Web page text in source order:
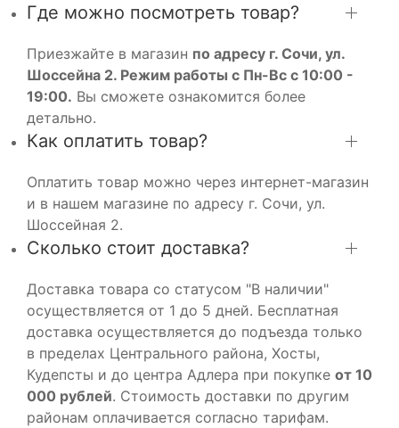
Где можно посмотреть товар?
Приезжайте в магазин по адресу г. Сочи, ул.
Шоссейна 2. Режим работы с Пн-Вс с 10:00 -
19:00. Вы сможете ознакомится более
детально.
Как оплатить товар?
Оплатить товар можно через интернет-магазин
и в нашем магазине по адресу г. Сочи, ул.
Шоссейная 2.
Сколько стоит доставка?
Доставка товара со статусом "В наличии"
осуществляется от 1 до 5 дней. Бесплатная
доставка осуществляется до подъезда только
в пределах Центрального района, Хосты,
Кудепсты и до центра Адлера при покупке от 10
000 рублей. Стоимость доставки по другим
районам оплачивается согласно тарифам.